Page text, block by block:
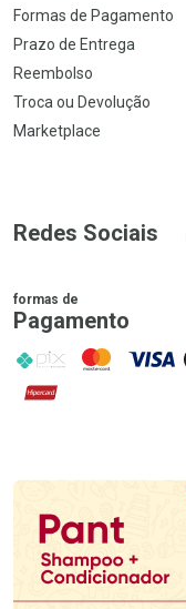
Formas de Pagamento
Prazo de Entrega
Reembolso
Troca ou Devolução
Marketplace
Redes Sociais
formas de
Pagamento
PIX MasterCard
VISA
Hipercard
Promoção